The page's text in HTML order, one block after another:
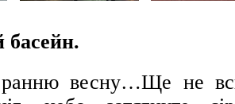
басейн.
ранню весну…Ще не